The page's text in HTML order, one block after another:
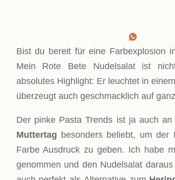
Bist du bereit für eine Farbexplosion
Mein Rote Bete Nudelsalat ist
absolutes Highlight: Er leuchtet in
überzeugt auch geschmacklich auf
Der pinke Pasta Trends ist ja auch an
Muttertag besonders beliebt, um der
Farbe Ausdruck zu geben. Ich habe
genommen und den Nudelsalat